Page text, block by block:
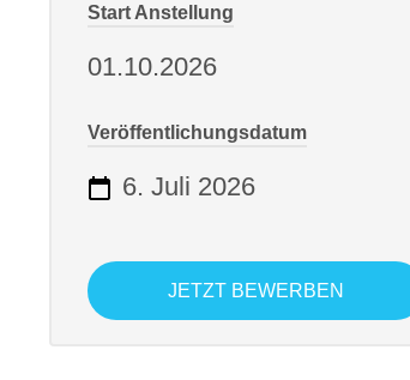
Start Anstellung
01.10.2026
Veröffentlichungsdatum
6. Juli 2026
JETZT BEWERBEN